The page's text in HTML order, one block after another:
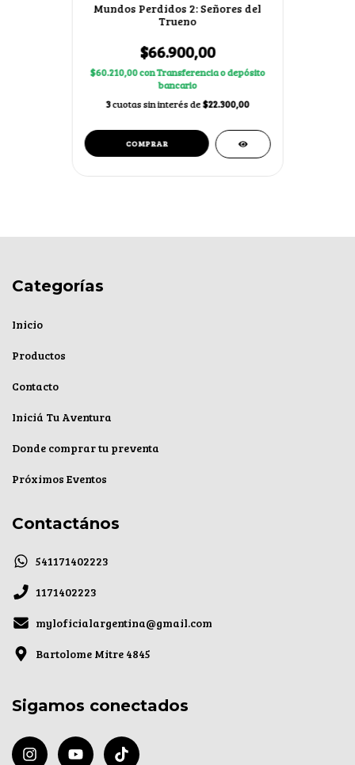
Mundos Perdidos 2: Señores del
Trueno
$66.900,00
$60.210,00conTransferencia o depósito
bancario
3cuotas sin interés de$22.300,00
Categorías
Inicio
Productos
Contacto
Iniciá Tu Aventura
Donde comprar tu preventa
Próximos Eventos
Contactános
541171402223
1171402223
myloficialargentina@gmail.com
Bartolome Mitre 4845
Sigamos conectados